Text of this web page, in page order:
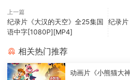
上一篇
纪录片《大汉的天空》全25集国
语中字[1080P][MP4]
纪录片
相关热门推荐
动画片《小熊猫大